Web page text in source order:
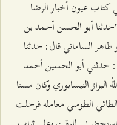
عيون أخبار الرضا
ج ۱، ص ۱۰۰ ـ ۱۰٢: "حدثنا أبو الحسن أحمد بن
الساماني قال: حدثنا
حدثني أبو الحسين أحمد
النيسابوري وكان مسنا
الطوسي معامله فرحلت